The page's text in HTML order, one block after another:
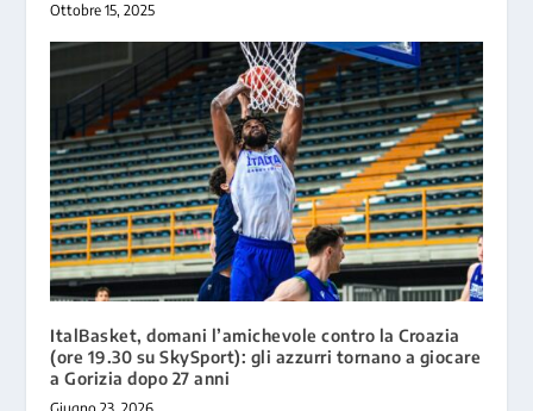
Ottobre 15, 2025
ItalBasket, domani l’amichevole contro la Croazia
(ore 19.30 su SkySport): gli azzurri tornano a giocare
a Gorizia dopo 27 anni